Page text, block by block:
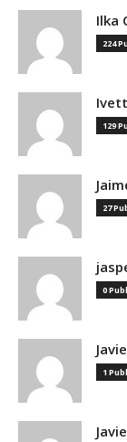
Ilka
224
129
27
0
1